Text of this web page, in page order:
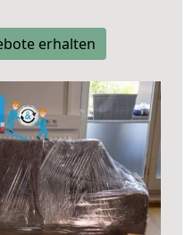
erhalten